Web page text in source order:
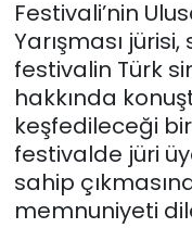
Festivali’nin
Yarışması
festivalin Türk
hakkında
keşfedileceği
festivalde jüri
sahip
memnuniyeti
Kültür-sanat
Sağlık
Spor
Teknoloji
Sağlık
Spor
Teknoloji
Yaşam
Haber Arşivi